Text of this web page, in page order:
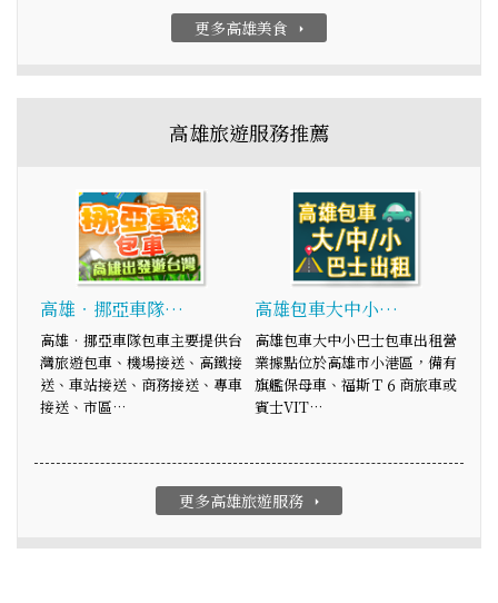
更多高雄美食 arrow_right
高雄旅遊服務推薦
高雄‧挪亞車隊…
高雄‧挪亞車隊包車主要提供台
灣旅遊包車、機場接送、高鐵接
送、車站接送、商務接送、專車
接送、市區…
高雄包車大中小…
高雄包車大中小巴士包車出租營
業據點位於高雄市小港區，備有
旗艦保母車、福斯Ｔ６商旅車或
賓士VIT…
更多高雄旅遊服務 arrow_right